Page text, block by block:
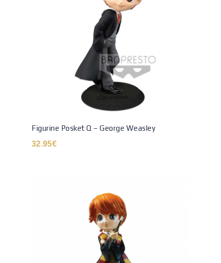
Figurine Posket Q – George Weasley
32.95€